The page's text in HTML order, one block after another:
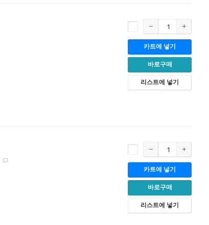
카트에 넣기
바로구매
리스트에 넣기
카트에 넣기
바로구매
리스트에 넣기